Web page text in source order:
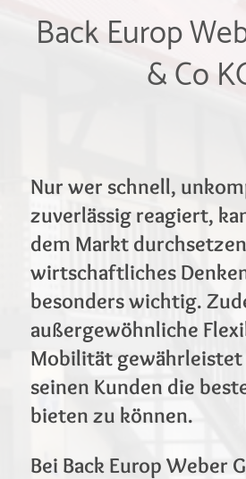
Back Europ
& Co
Nur wer schnell,
zuverlässig reagiert,
dem Markt
wirtschaftliches
besonders wichtig.
außergewöhnliche
Mobilität gewährleistet
seinen Kunden die
bieten zu können.
Bei Back Europ Weber